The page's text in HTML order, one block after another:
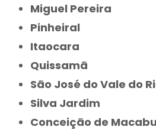
Miguel Pereira
Pinheiral
Itaocara
Quissamã
São José do Vale do
Silva Jardim
Conceição de Macabu